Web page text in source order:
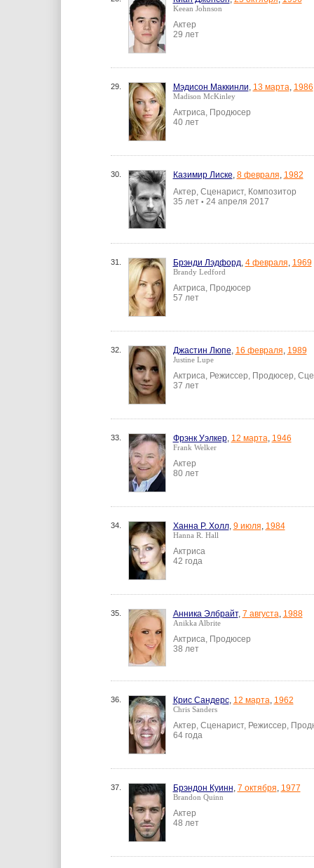
Keean Johnson
Актер
29 лет
29. Мэдисон Маккинли, 13 марта, 1986
Madison McKinley
Актриса, Продюсер
40 лет
30. Казимир Лиске, 8 февраля, 1982
Актер, Сценарист, Композитор
35 лет • 24 апреля 2017
31. Брэнди Лэдфорд, 4 февраля, 1969
Brandy Ledford
Актриса, Продюсер
57 лет
32. Джастин Люпе, 16 февраля, 1989
Justine Lupe
Актриса, Режиссер, Продюсер,
37 лет
33. Фрэнк Уэлкер, 12 марта, 1946
Frank Welker
Актер
80 лет
34. Ханна Р. Холл, 9 июля, 1984
Hanna R. Hall
Актриса
42 года
35. Анника Элбрайт, 7 августа, 1988
Anikka Albrite
Актриса, Продюсер
38 лет
36. Крис Сандерс, 12 марта, 1962
Chris Sanders
Актер, Сценарист, Режиссер,
64 года
37. Брэндон Куинн, 7 октября, 1977
Brandon Quinn
Актер
48 лет